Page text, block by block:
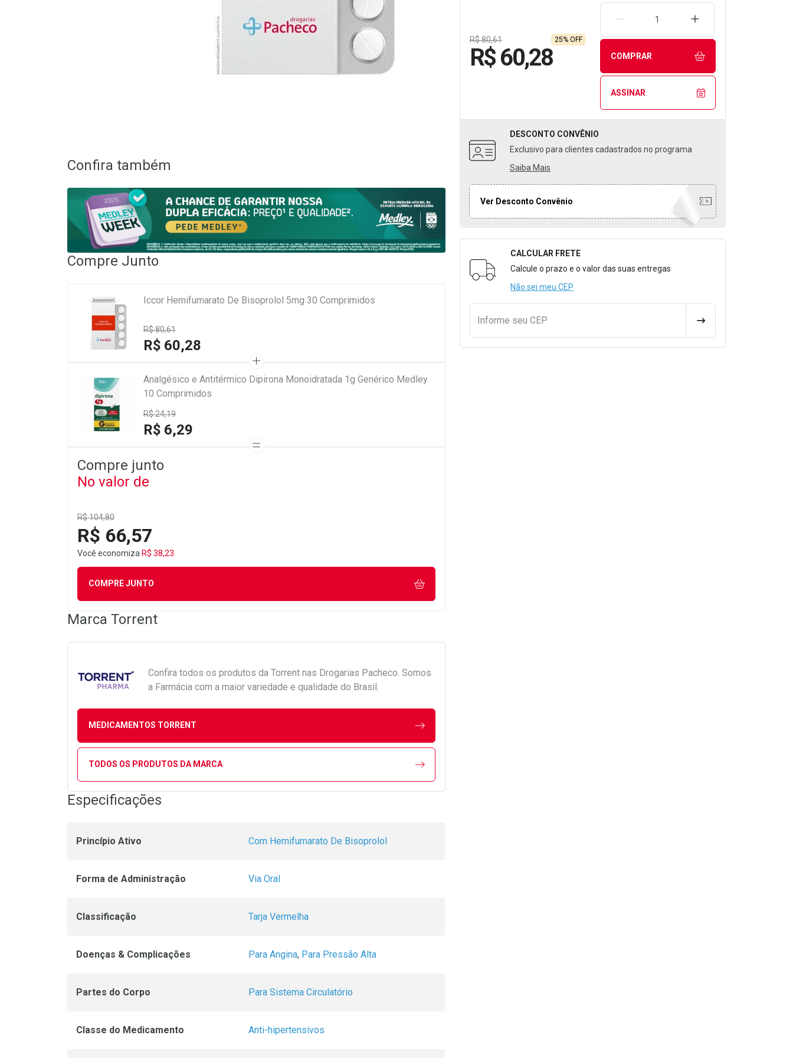
R$ 80,61 25% OFF
R$ 60,28
REMOVER UMA UNIDADEAUMENTAR UMA
COMPRAR
ASSINAR
DESCONTO CONVÊNIO
Exclusivo para clientes cadastrados no programa
Saiba Mais
Ver Desconto Convênio
Formulário para Calcular o Frete
CALCULAR FRETE
Calcule o prazo e o valor das suas entregas
Não sei meu CEP
Informe seu CEP CALCULAR FRETE
Confira também
Compre Junto
Iccor Hemifumarato De Bisoprolol 5mg 30 Comprimidos
R$ 80,61
R$ 60,28
Analgésico e Antitérmico Dipirona Monoidratada 1g Genérico Medley
10 Comprimidos
R$ 24,19
R$ 6,29
Compre junto
No valor de
R$ 104,80
R$ 66,57
Você economiza R$ 38,23
COMPRE JUNTO
Marca Torrent
Confira todos os produtos da Torrent nas Drogarias Pacheco. Somos
a Farmácia com a maior variedade e qualidade do Brasil.
MEDICAMENTOS TORRENT
TODOS OS PRODUTOS DA MARCA
Especificações
Princípio Ativo Com Hemifumarato De Bisoprolol
Forma de Administração Via Oral
Classificação Tarja Vermelha
Doenças & Complicações Para Angina, Para Pressão Alta
Partes do Corpo Para Sistema Circulatório
Classe do Medicamento Anti-hipertensivos